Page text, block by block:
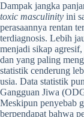
Dampak jangka
toxic masculinity ini
perasaannya rentan
terdiagnosis. Lebih
menjadi sikap
dan yang paling
statistik cenderung
usia. Data statistik
Gangguan Jiwa
Meskipun penyebab
berpendapat bahwa